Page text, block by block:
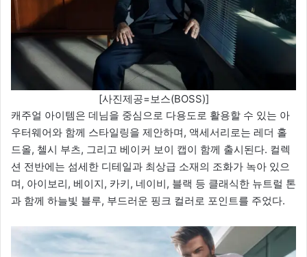
[사진제공=보스(BOSS)]
캐주얼 아이템은 데님을 중심으로 다용도로 활용할 수 있는 아
우터웨어와 함께 스타일링을 제안하며, 액세서리로는 레더 홀
드올, 첼시 부츠, 그리고 베이커 보이 캡이 함께 출시된다. 컬렉
션 전반에는 섬세한 디테일과 최상급 소재의 조화가 녹아 있으
며, 아이보리, 베이지, 카키, 네이비, 블랙 등 클래식한 뉴트럴 톤
과 함께 하늘빛 블루, 부드러운 핑크 컬러로 포인트를 주었다.